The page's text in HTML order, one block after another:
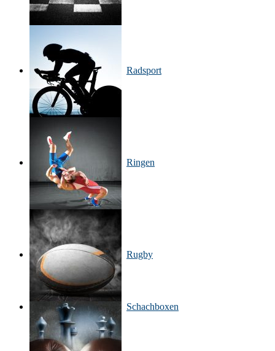
Radsport
Ringen
Rugby
Schachboxen